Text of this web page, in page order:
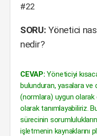
#22
SORU: Yönetici
nedir?
CEVAP: Yöneticiyi
bulunduran, yasalara ve
(normlara) uygun olarak
olarak tanımlayabiliriz.
sürecinin
işletmenin kaynaklarını